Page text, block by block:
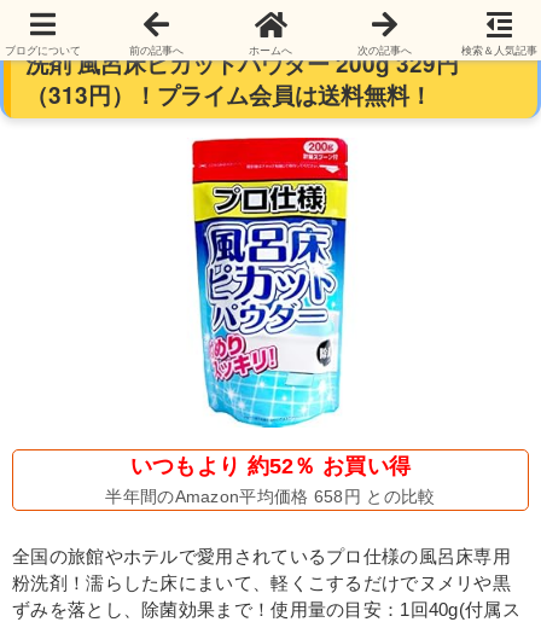
【本日最終日】木村石鹸 プロ仕様風呂床専用粉
洗剤 風呂床ピカットパウダー 200g 329円
（313円）！プライム会員は送料無料！
いつもより 約52％ お買い得
半年間のAmazon平均価格 658円 との比較
全国の旅館やホテルで愛用されているプロ仕様の風呂床専用
粉洗剤！濡らした床にまいて、軽くこするだけでヌメリや黒
ずみを落とし、除菌効果まで！使用量の目安：1回40g(付属ス
ブログについて 前の記事へ ホームへ 次の記事へ 検索＆人気記事